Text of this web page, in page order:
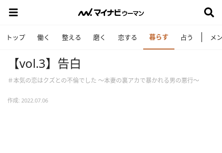
トップ 働く 整える 磨く 恋する 暮らす 占う メ
【vol.3】告白
＃本気の恋はクズとの不倫でした ～本妻の裏アカで暴かれる男の悪行～
作成: 2022.07.06